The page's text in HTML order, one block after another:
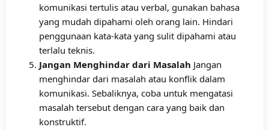
komunikasi tertulis atau verbal, gunakan bahasa
yang mudah dipahami oleh orang lain. Hindari
penggunaan kata-kata yang sulit dipahami atau
terlalu teknis.
Jangan Menghindar dari Masalah Jangan
menghindar dari masalah atau konflik dalam
komunikasi. Sebaliknya, coba untuk mengatasi
masalah tersebut dengan cara yang baik dan
konstruktif.